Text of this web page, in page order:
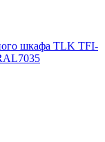
шкафа TLK TFI-